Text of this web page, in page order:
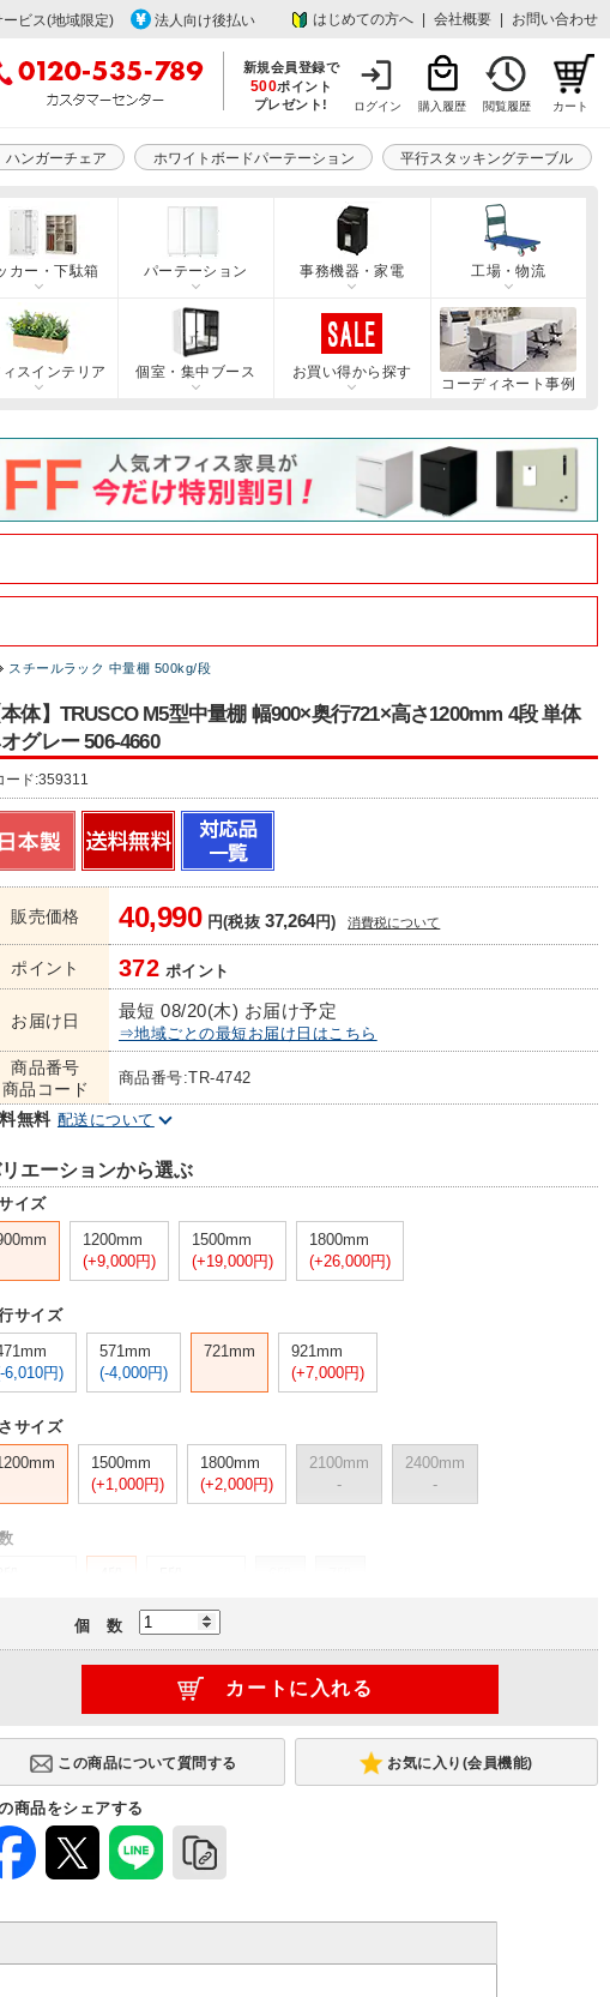
ビス(地域限定) 法人向け後払い はじめての方へ 会社概要 お問い合わせ
新規会員登録で
500ポイント
プレゼント!
ログイン 購入履歴 閲覧履歴 カート
ハンガーチェア ホワイトボードパーテーション 平行スタッキングテーブル
カー・下駄箱 パーテーション 事務機器・家電 工場・物流
ィスインテリア 個室・集中ブース
お買い得から探す
コーディネート事例
スチールラック 中量棚 500kg/段
本体】TRUSCO M5型中量棚 幅900×奥行721×高さ1200mm 4段 単体
グレー 506-4660
ード:359311
販売価格 40,990円(税抜37,264円) 消費税について
ポイント 372 ポイント
お届け日 最短 08/20(木) お届け予定
⇒地域ごとの最短お届け日はこちら
商品番号
商品コード
商品番号:TR-4742
無料 配送について
エーションから選ぶ
イズ
1200mm
(+9,000円)
1500mm
(+19,000円)
1800mm
(+26,000円)
サイズ
6,010円)
571mm
(-4,000円)
721mm
921mm
(+7,000円)
サイズ
1500mm
(+1,000円)
1800mm
(+2,000円)
2100mm
-
2400mm
-
タイプ
個 数
お気に入り(会員機能)
商品をシェアする